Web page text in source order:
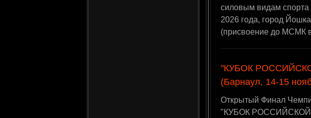
силовым видам
2026 года, город
(присвоение до МСМК
"КУБОК
(Барнаул, 14-15
Открытый Финал
"КУБОК РОССИЙСКОЙ